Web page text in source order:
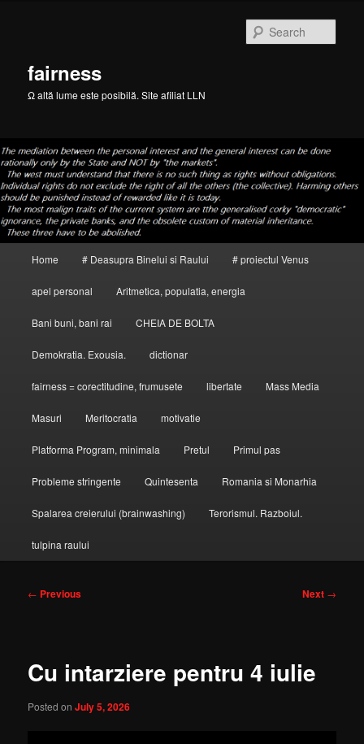
fairness
Ω altă lume este posibilă. Site afiliat LLN
Home # Deasupra Binelui si Raului # proiectul Venus
apel personal Aritmetica, populatia, energia
Bani buni, bani rai CHEIA DE BOLTA
Demokratia. Exousia. dictionar
fairness = corectitudine, frumusete libertate Mass Media
Masuri Meritocratia motivatie
Platforma Program, minimala Pretul Primul pas
Probleme stringente Quintesenta Romania si Monarhia
Spalarea creierului (brainwashing) Terorismul. Razboiul.
tulpina raului
Post
← Previous Next →
Cu intarziere pentru 4 iulie
Posted onJuly 5, 2026